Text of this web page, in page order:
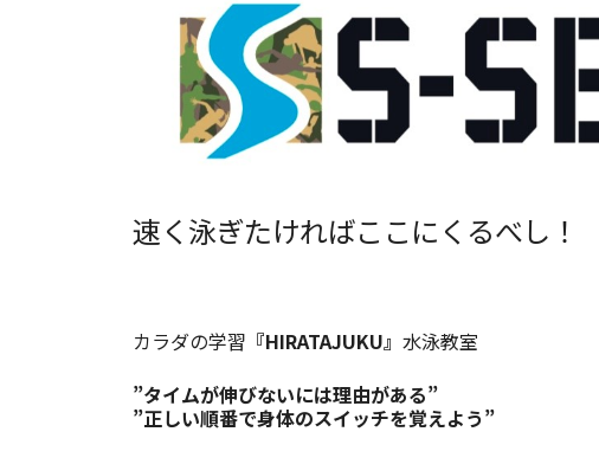
速く泳ぎたければここにくるべし！
カラダの学習 『HIRATAJUKU』 水泳教室
”タイムが伸びないには理由がある”
”正しい順番で身体のスイッチを覚えよう”